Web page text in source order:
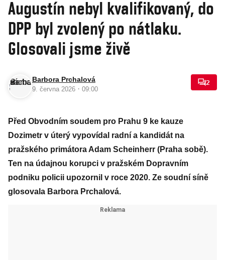
Augustín nebyl kvalifikovaný, do
DPP byl zvolený po nátlaku.
Glosovali jsme živě
Barbora Prchalová
9. června 2026 · 09:00
2
Před Obvodním soudem pro Prahu 9 ke kauze
Dozimetr v úterý vypovídal radní a kandidát na
pražského primátora Adam Scheinherr (Praha sobě).
Ten na údajnou korupci v pražském Dopravním
podniku policii upozornil v roce 2020. Ze soudní síně
glosovala Barbora Prchalová.